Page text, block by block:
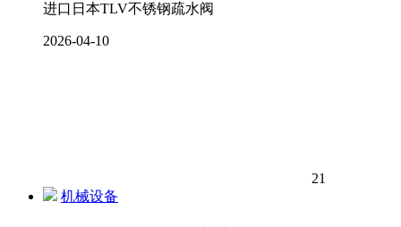
进口日本TLV不锈钢疏水阀
2026-04-10
21
机械设备